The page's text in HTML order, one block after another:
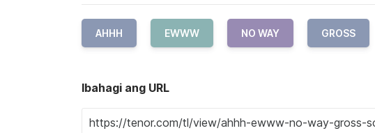
AHHH EWWW NO WAY GROSS
Ibahagi ang URL